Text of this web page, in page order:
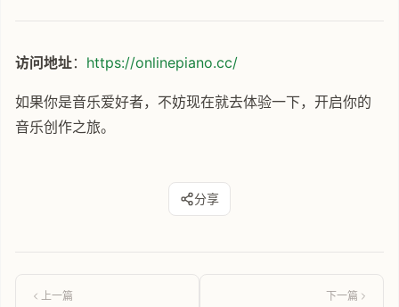
访问地址： https://onlinepiano.cc/
如果你是音乐爱好者，不妨现在就去体验一下，开启你的
音乐创作之旅。
分享
上一篇 下一篇